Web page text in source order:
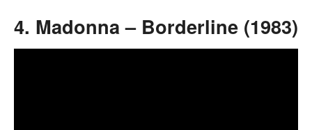
4. Madonna – Borderline (1983)